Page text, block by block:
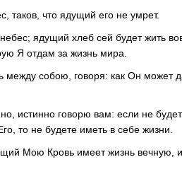
таков, что ядущий его не умрет.
ядущий хлеб сей будет жить
Я отдам за жизнь мира.
между собою, говоря: как Он может
истинно говорю вам: если не
то не будете иметь в себе жизни.
Мою Кровь имеет жизнь вечную, и